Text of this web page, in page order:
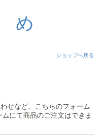
め
ショップへ戻る
せなど、こちらのフォーム
にて商品のご注文はできま